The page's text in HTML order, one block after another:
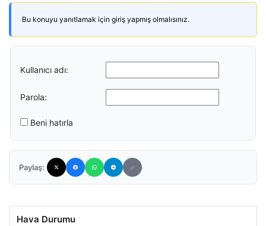
Bu konuyu yanıtlamak için giriş yapmış olmalısınız.
Kullanıcı adı:
Parola:
Beni hatırla
Paylaş:
Hava Durumu